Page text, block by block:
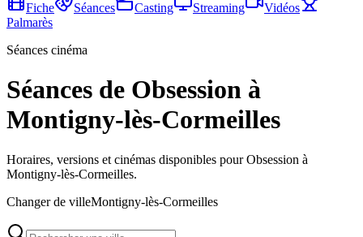
Fiche
Séances Casting Streaming
Vidéos
Palmarès
Séances cinéma
Séances de Obsession à
Montigny-lès-Cormeilles
Horaires, versions et cinémas disponibles pour Obsession à
Montigny-lès-Cormeilles.
Changer de villeMontigny-lès-Cormeilles